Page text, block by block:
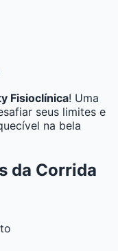
Fisioclínica! Uma
seus limites e
na bela
da Corrida